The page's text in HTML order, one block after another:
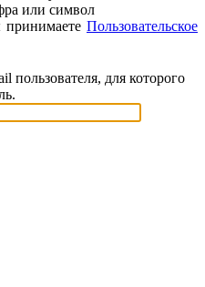
или символ
Пользовательское
пользователя, для которого